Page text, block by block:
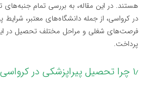
هستند. در این مقاله، به بررسی تمام
در کرواسی، از جمله دانشگاه‌های معتبر، شرایط
فرصت‌های شغلی و مراحل مختلف تحصیل در
پرداخت.
۱٫ چرا تحصیل پیراپزشکی در کرواسی؟